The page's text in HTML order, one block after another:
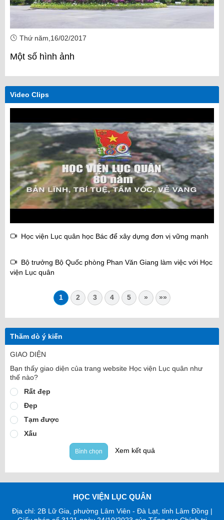
Thứ năm,16/02/2017
Một số hình ảnh
Video Clips
Học viện Lục quân học Bác để xây dựng đơn vị vững mạnh
Bộ trưởng Bộ Quốc phòng Phan Văn Giang làm việc với Học
viện Lục quân
1 2 3 4 5 » »»
Thăm dò ý kiến
GIAO DIỆN
Bạn thấy giao diện của trang website Học viện Lục quân như
thế nào?
Rất đẹp
Đẹp
Tạm được
Xấu
Bình chọn Xem kết quả
HỌC VIỆN LỤC QUÂN
Địa chỉ: 2B Lữ Gia, phường Lâm Viên - Đà Lạt, tỉnh Lâm Đồng |